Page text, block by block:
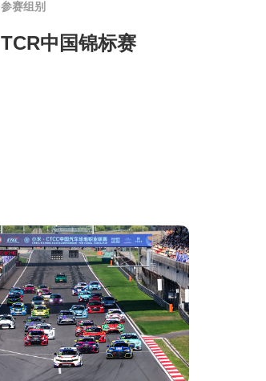
参赛组别
TCR中国锦标赛